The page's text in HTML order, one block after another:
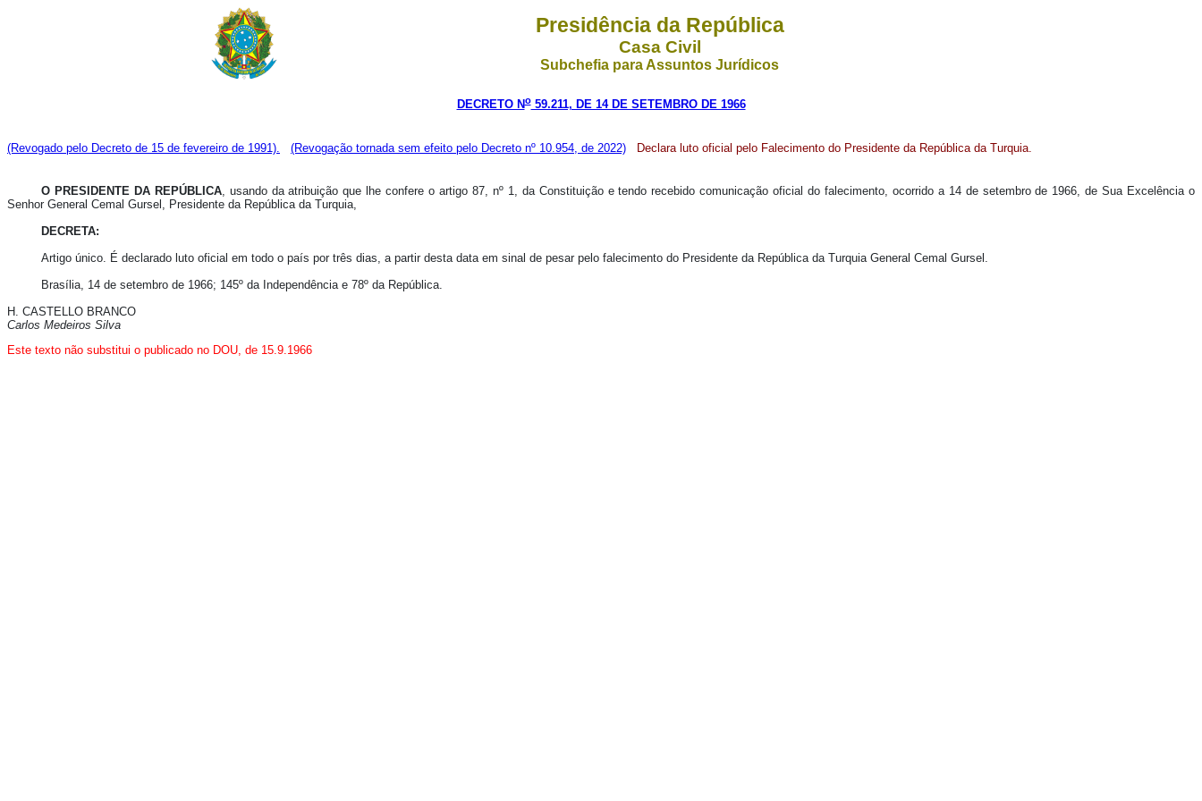
Presidência da República
Casa Civil
Subchefia para Assuntos Jurídicos
DECRETO No59.211, DE 14 DE SETEMBRO DE 1966
(Revogado pelo Decreto de 15 de fevereiro de 1991). (Revogação tornada sem efeito pelo Decreto nº 10.954, de 2022) Declara luto oficial pelo Falecimento do Presidente da República da Turquia.
O PRESIDENTE DA REPÚBLICA, usando da atribuição que lhe confere o artigo 87, nº 1, da Constituição e tendo recebido comunicação oficial do falecimento, ocorrido a 14 de setembro de 1966, de Sua Excelência o
Senhor General Cemal Gursel, Presidente da República da Turquia,
DECRETA:
Artigo único. É declarado luto oficial em todo o país por três dias, a partir desta data em sinal de pesar pelo falecimento do Presidente da República da Turquia General Cemal Gursel.
Brasília, 14 de setembro de 1966; 145º da Independência e 78º da República.
H. CASTELLO BRANCO
Carlos Medeiros Silva
Este texto não substitui o publicado no DOU, de 15.9.1966